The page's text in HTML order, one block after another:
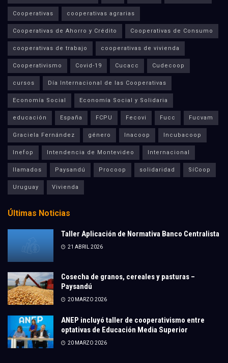
Cooperativas cooperativas agrarias
Cooperativas de Ahorro y Crédito Cooperativas de Consumo
cooperativas de trabajo cooperativas de vivienda
Cooperativismo Covid-19 Cucacc Cudecoop
cursos Día Internacional de las Cooperativas
Economía Social Economía Social y Solidaria
educación España FCPU Fecovi Fucc Fucvam
Graciela Fernández género Inacoop Incubacoop
Inefop Intendencia de Montevideo Internacional
llamados Paysandú Procoop solidaridad SíCoop
Uruguay Vivienda
Últimas Noticias
Taller Aplicación de Normativa Banco Centralista
21 ABRIL 2026
Cosecha de granos, cereales y pasturas –
Paysandú
20 MARZO 2026
ANEP incluyó taller de cooperativismo entre
optativas de Educación Media Superior
20 MARZO 2026